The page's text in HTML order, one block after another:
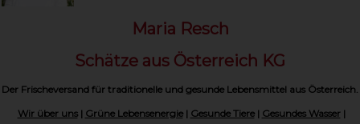
Maria Resch
Schätze aus Österreich KG
Der Frischeversand für traditionelle und gesunde Lebensmittel aus Österreich.
Wir über uns| Grüne Lebensenergie| Gesunde Tiere| Gesundes Wasser|